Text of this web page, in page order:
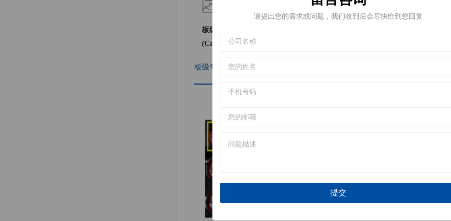
板级弯曲试验(Cyclic Bending)，目的是验证产品能承受的最大弯曲应力，
(Cross Section)方式，可观察到锡裂所发生区域与面积。
板级弯曲试验
请提出您的需求或问题，我们收到后会尽快给到您回复